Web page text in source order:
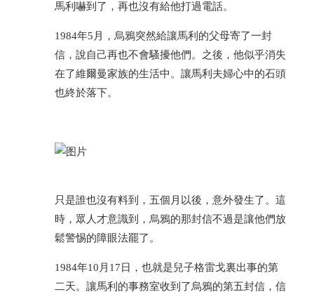
馬利嚇到了，再也沒有給他打過電話。
1984年5月，烏鴉突然給讓馬利的父母寄了一封
信，說自己再也不會騷擾他們。之後，他似乎消失
在了維爾曼家族的生活中。讓馬利夫婦心中的石頭
也終於落下。
只是誰也沒有料到，五個月以後，意外發生了。這
時，眾人才意識到，烏鴉的那封信不過是讓他們放
鬆警惕的障眼法罷了。
1984年10月17日，也就是兒子格雷戈裏出事的第
二天。讓馬利的事務室收到了烏鴉的第五封信，信